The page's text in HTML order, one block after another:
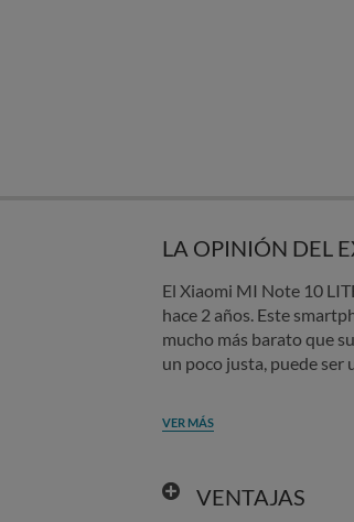
LA OPINIÓN DEL
El Xiaomi MI Note 10
hace 2 años. Este
mucho más barato que
un poco justa, puede ser
VER MÁS
VENTAJAS